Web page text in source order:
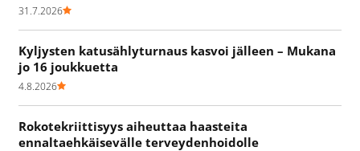
31.7.2026
Kyljysten katusählyturnaus kasvoi jälleen – Mukana
jo 16 joukkuetta
4.8.2026
Rokotekriittisyys aiheuttaa haasteita
ennaltaehkäisevälle terveydenhoidolle